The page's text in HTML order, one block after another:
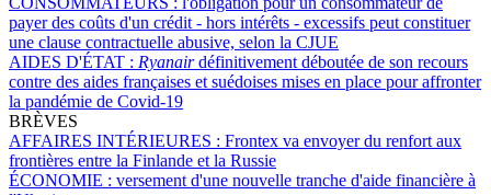
payer des coûts d'un crédit - hors intérêts - excessifs peut constituer
une clause contractuelle abusive, selon la CJUE
AIDES D'ÉTAT : Ryanairdéfinitivement déboutée de son recours
contre des aides françaises et suédoises mises en place pour affronter
la pandémie de Covid-19
BRÈVES
AFFAIRES INTÉRIEURES : Frontex va envoyer du renfort aux
frontières entre la Finlande et la Russie
ÉCONOMIE : versement d'une nouvelle tranche d'aide financière à